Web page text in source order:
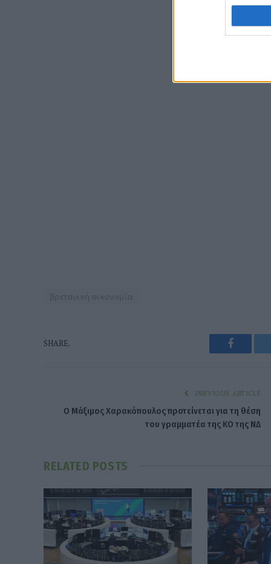
βρετανική οικονομία
SHARE.
PREVIOUS ARTICLE
Ο Μάξιμος Χαρακόπουλος προτείνεται για τη θέση
του γραμματέα της ΚΟ της ΝΔ
RELATED POSTS